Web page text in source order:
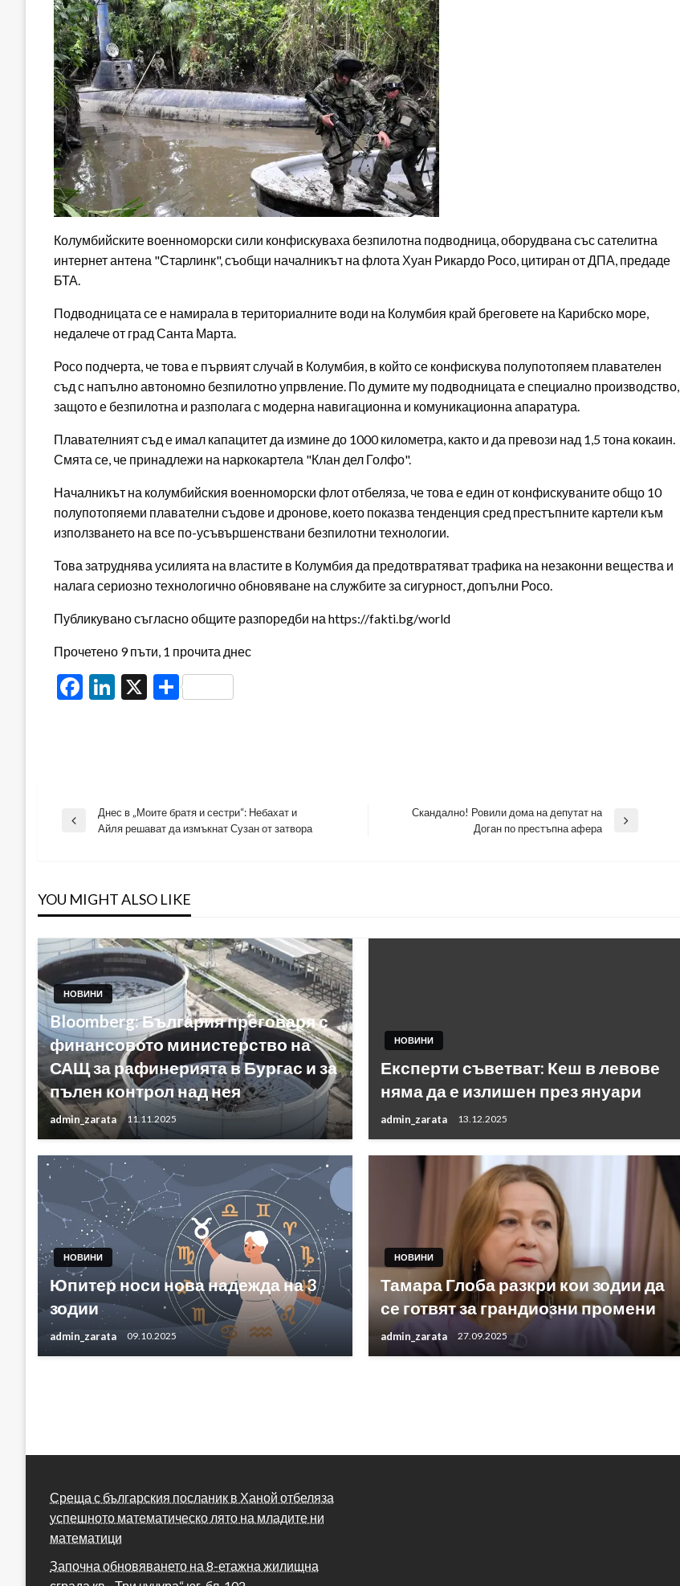
Колумбийските военноморски сили конфискуваха безпилотна подводница, оборудвана със сателитна
интернет антена "Старлинк", съобщи началникът на флота Хуан Рикардо Росо, цитиран от ДПА, предаде
БТА.
Подводницата се е намирала в териториалните води на Колумбия край бреговете на Карибско море,
недалече от град Санта Марта.
Росо подчерта, че това е първият случай в Колумбия, в който се конфискува полупотопяем плавателен
съд с напълно автономно безпилотно упрвление. По думите му подводницата е специално производство,
защото е безпилотна и разполага с модерна навигационна и комуникационна апаратура.
Плавателният съд е имал капацитет да измине до 1000 километра, както и да превози над 1,5 тона кокаин.
Смята се, че принадлежи на наркокартела "Клан дел Голфо".
Началникът на колумбийския военноморски флот отбеляза, че това е един от конфискуваните общо 10
полупотопяеми плавателни съдове и дронове, което показва тенденция сред престъпните картели към
използването на все по-усъвършенствани безпилотни технологии.
Това затруднява усилията на властите в Колумбия да предотвратяват трафика на незаконни вещества и
налага сериозно технологично обновяване на службите за сигурност, допълни Росо.
Публикувано съгласно общите разпоредби на https://fakti.bg/world
Прочетено 9 пъти, 1 прочита днес
Facebook
LinkedIn
X Share
Навигация
Previous
Днес в „Моите братя и сестри“: Небахат и
Айля решават да измъкнат Сузан от затвора
Скандално! Ровили дома на депутат на
Доган по престъпна афера
YOU MIGHT ALSO LIKE
НОВИНИ
Bloomberg: България преговаря с
финансовото министерство на
САЩ за рафинерията в Бургас и за
пълен контрол над нея
admin_zarata 11.11.2025
НОВИНИ
Експерти съветват: Кеш в левове
няма да е излишен през януари
admin_zarata 13.12.2025
НОВИНИ
Юпитер носи нова надежда на 3
зодии
admin_zarata 09.10.2025
НОВИНИ
Тамара Глоба разкри кои зодии да
се готвят за грандиозни промени
admin_zarata 27.09.2025
Среща с българския посланик в Ханой отбеляза
успешното математическо лято на младите ни
математици
Започна обновяването на 8-етажна жилищна